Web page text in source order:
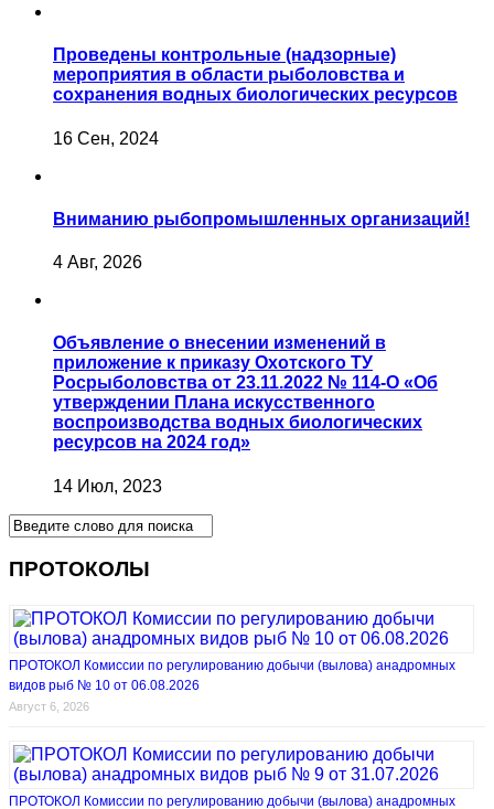
Проведены контрольные (надзорные)
мероприятия в области рыболовства и
сохранения водных биологических ресурсов
16 Сен, 2024
Вниманию рыбопромышленных организаций!
4 Авг, 2026
Объявление о внесении изменений в
приложение к приказу Охотского ТУ
Росрыболовства от 23.11.2022 № 114-О «Об
утверждении Плана искусственного
воспроизводства водных биологических
ресурсов на 2024 год»
14 Июл, 2023
ПРОТОКОЛЫ
ПРОТОКОЛ Комиссии по регулированию добычи (вылова) анадромных
видов рыб № 10 от 06.08.2026
Август 6, 2026
ПРОТОКОЛ Комиссии по регулированию добычи (вылова) анадромных